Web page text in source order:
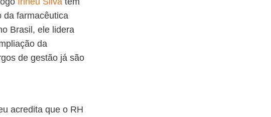
da farmacêutica
Brasil, ele lidera
da
de gestão já são
acredita que o RH